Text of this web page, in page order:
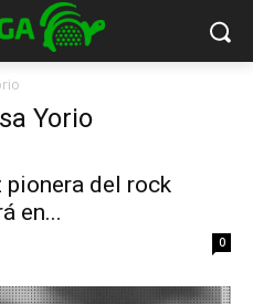
Yorio
pionera del rock
en...
0